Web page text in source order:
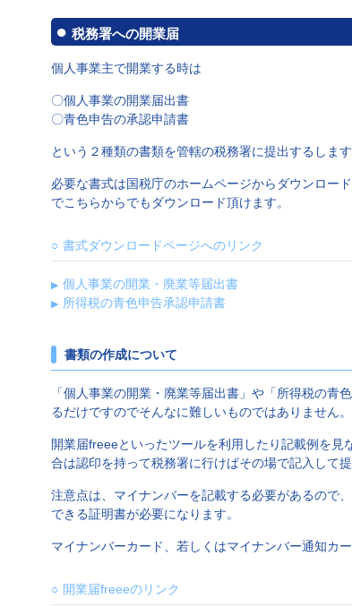
税務署への開業届
個人事業主で開業する時は
〇個人事業の開業届出書
〇青色申告の承認申請書
という２種類の書類を管轄の税務署に提出するします
必要な書式は国税庁のホームページからダウンロー
でこちらからでもダウンロード頂けます。
書式ダウンロードページへのリンク
個人事業の開業・廃業等届出書
所得税の青色申告承認申請書
書類の作成について
「個人事業の開業・廃業等届出書」や「所得税の青
るだけですのでそんなに難しいものではありません。
開業届freeeといったツールを利用したり記載例を
合は認印を持って税務署に行けばその場で記入して提
注意点は、マイナンバーを記載する必要があるので
できる証明書が必要になります。
マイナンバーカード、若しくはマイナンバー通知カ
開業届freeeのリンク